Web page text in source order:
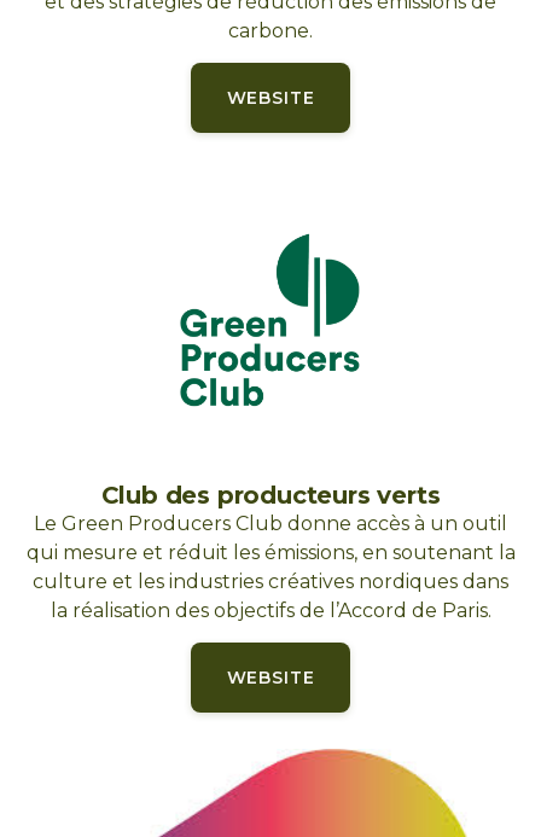
carbone.
WEBSITE
Club des producteurs verts
Le Green Producers Club donne accès à un outil
qui mesure et réduit les émissions, en soutenant la
culture et les industries créatives nordiques dans
la réalisation des objectifs de l’Accord de Paris.
WEBSITE